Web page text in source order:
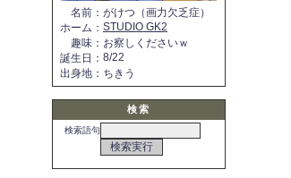
名前 ： がけつ（画力欠乏症）
ホーム ： STUDIO GK2
趣味 ： お察しくださいｗ
誕生日 ： 8/22
出身地 ： ちきう
検索
検索語句